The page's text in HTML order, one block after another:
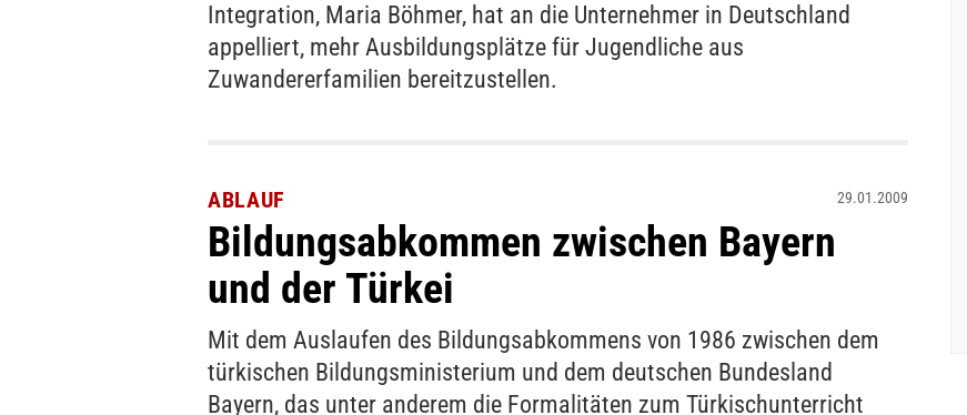
Integration, Maria Böhmer, hat an die Unternehmer in Deutschland
appelliert, mehr Ausbildungsplätze für Jugendliche aus
Zuwandererfamilien bereitzustellen.
ABLAUF
Bildungsabkommen zwischen Bayern
und der Türkei
29.01.2009
Mit dem Auslaufen des Bildungsabkommens von 1986 zwischen dem
türkischen Bildungsministerium und dem deutschen Bundesland
Bayern, das unter anderem die Formalitäten zum Türkischunterricht